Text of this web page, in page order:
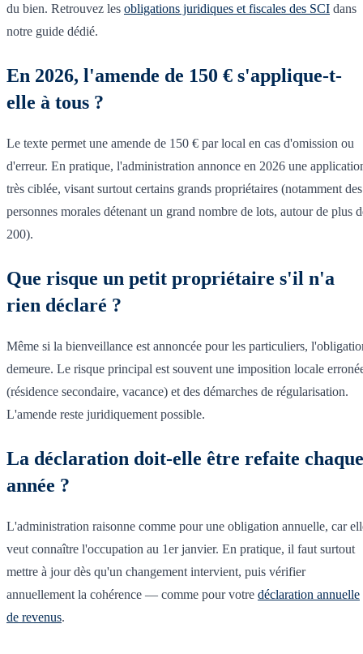
du bien. Retrouvez les obligations juridiques et fiscales des SCI dans
notre guide dédié.
En 2026, l'amende de 150 € s'applique-t-
elle à tous ?
Le texte permet une amende de 150 € par local en cas d'omission ou
d'erreur. En pratique, l'administration annonce en 2026 une
très ciblée, visant surtout certains grands propriétaires (notamment des
personnes morales détenant un grand nombre de lots, autour de plus
200).
Que risque un petit propriétaire s'il n'a
rien déclaré ?
Même si la bienveillance est annoncée pour les particuliers,
demeure. Le risque principal est souvent une imposition locale
(résidence secondaire, vacance) et des démarches de régularisation.
L'amende reste juridiquement possible.
La déclaration doit-elle être refaite chaque
année ?
L'administration raisonne comme pour une obligation annuelle, car
veut connaître l'occupation au 1er janvier. En pratique, il faut surtout
mettre à jour dès qu'un changement intervient, puis vérifier
annuellement la cohérence — comme pour votre déclaration annuelle
de revenus.